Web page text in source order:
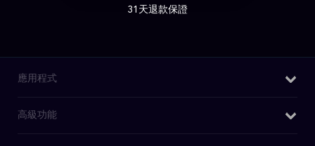
31天退款保證
應用程式
Windows VPN
高級功能